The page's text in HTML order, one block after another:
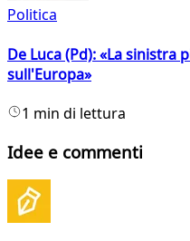
Politica
De Luca (Pd): «La sinistra
sull'Europa»
1 min di lettura
Idee e commenti